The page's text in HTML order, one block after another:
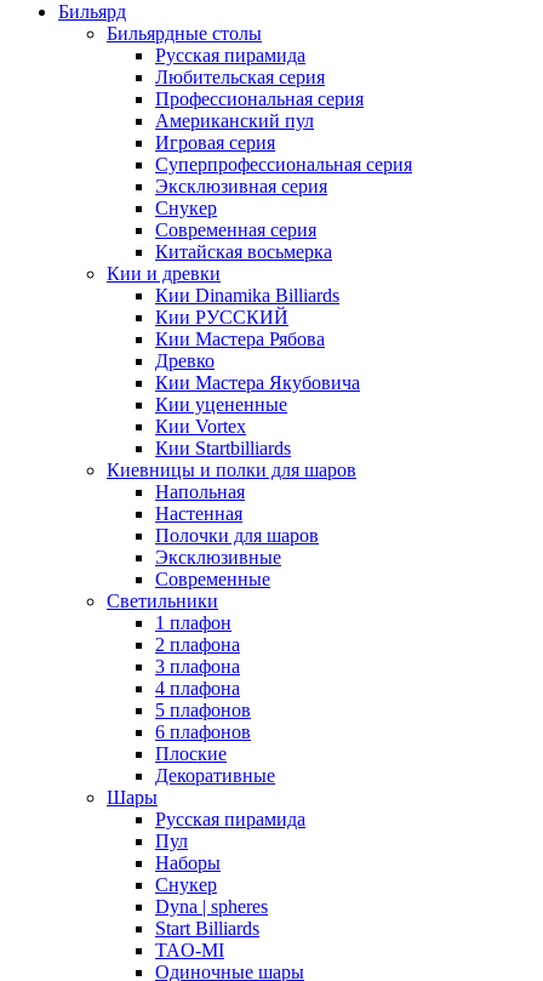
Бильярд
Бильярдные столы
Русская пирамида
Любительская серия
Профессиональная серия
Американский пул
Игровая серия
Суперпрофессиональная серия
Эксклюзивная серия
Снукер
Современная серия
Китайская восьмерка
Кии и древки
Кии Dinamika Billiards
Кии РУССКИЙ
Кии Мастера Рябова
Древко
Кии Мастера Якубовича
Кии уцененные
Кии Vortex
Кии Startbilliards
Киевницы и полки для шаров
Напольная
Настенная
Полочки для шаров
Эксклюзивные
Современные
Светильники
1 плафон
2 плафона
3 плафона
4 плафона
5 плафонов
6 плафонов
Плоские
Декоративные
Шары
Русская пирамида
Пул
Наборы
Снукер
Dyna | spheres
Start Billiards
TAO-MI
Одиночные шары